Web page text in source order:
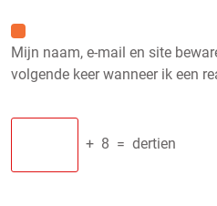
Mijn naam, e-mail en site
volgende keer wanneer ik een
+ 8 = dertien